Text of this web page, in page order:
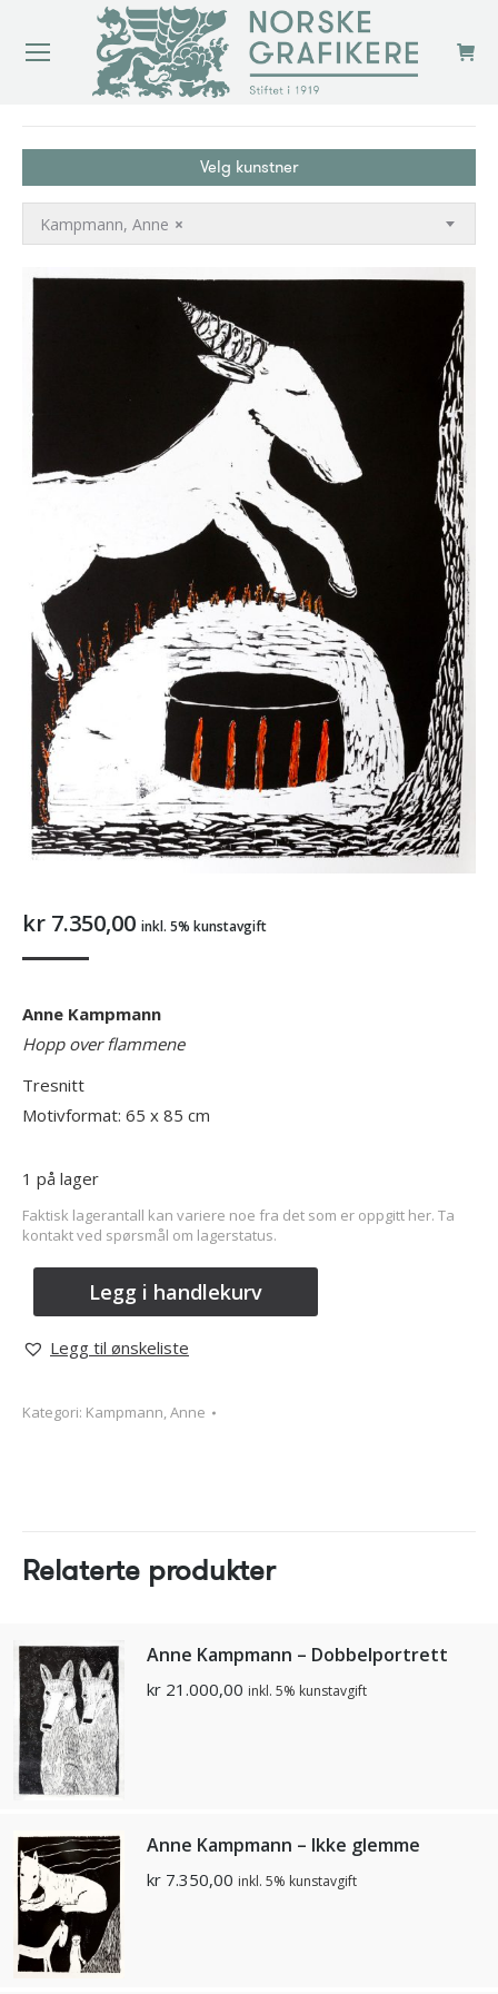
Velg kunstner
×
Kampmann, Anne
kr 7.350,00 inkl. 5% kunstavgift
Anne Kampmann
Hopp over flammene
Tresnitt
Motivformat: 65 x 85 cm
1 på lager
Faktisk lagerantall kan variere noe fra det som er oppgitt her. Ta
kontakt ved spørsmål om lagerstatus.
Legg i handlekurv
Legg til ønskeliste
Kategori: Kampmann, Anne
Relaterte produkter
Anne Kampmann – Dobbelportrett
kr 21.000,00 inkl. 5% kunstavgift
Anne Kampmann – Ikke glemme
kr 7.350,00 inkl. 5% kunstavgift